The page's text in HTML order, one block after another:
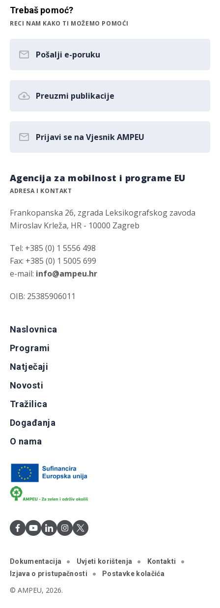
Trebaš pomoć?
RECI NAM KAKO TI MOŽEMO POMOĆI
Pošalji e-poruku
Preuzmi publikacije
Prijavi se na Vjesnik AMPEU
Agencija za mobilnost i programe EU
ADRESA I KONTAKT
Frankopanska 26, zgrada Leksikografskog zavoda
Miroslav Krleža, HR - 10000 Zagreb
Tel: +385 (0) 1 5556 498
Fax: +385 (0) 1 5005 699
e-mail: info@ampeu.hr
OIB: 25385906011
Naslovnica
Programi
Natječaji
Novosti
Tražilica
Događanja
O nama
Dokumentacija Uvjeti korištenja
Kontakti
Izjava o pristupačnosti
Postavke kolačića
© AMPEU, 2026.